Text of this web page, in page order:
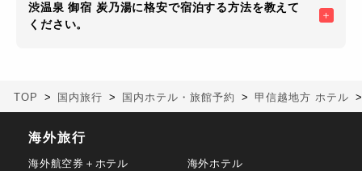
渋温泉 御宿 炭乃湯に格安で宿泊する方法を教えて
ください。
TOP 国内旅行 国内ホテル・旅館予約 甲信越地方 ホテル
海外旅行
海外航空券＋ホテル
海外ホテル